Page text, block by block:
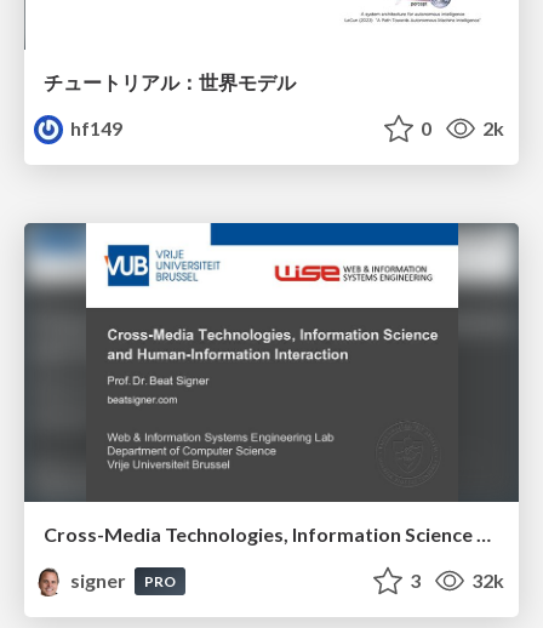
チュートリアル：世界モデル
hf149
0 2k
signer
PRO 3 32k